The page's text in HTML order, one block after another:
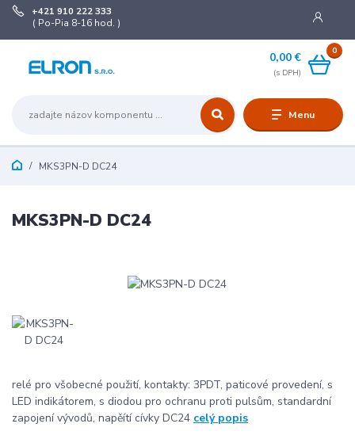
Menu
+421 910 222 333
( Po-Pia 8-16 hod. )
0
0,00 €
MKS3PN-D DC24
MKS3PN-D DC24
relé pro všobecné použití, kontakty: 3PDT, paticové provedení, s
LED indikátorem, s diodou pro ochranu proti pulsům, standardní
zapojení vývodů, napěítí cívky DC24 celý popis